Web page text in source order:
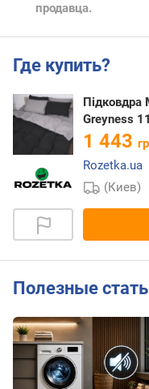
продавца.
Где купить?
Підковдра
Greyness
1 443
Rozetka.ua
(Киев)
Полезные